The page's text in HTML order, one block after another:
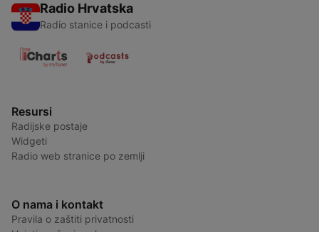
Radio Hrvatska
Radio stanice i podcasti
Resursi
Radijske postaje
Widgeti
Radio web stranice po zemlji
O nama i kontakt
Pravila o zaštiti privatnosti